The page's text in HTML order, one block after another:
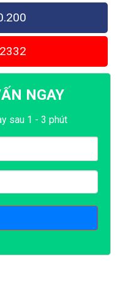
NGAY
sau 1 - 3 phút
lượng